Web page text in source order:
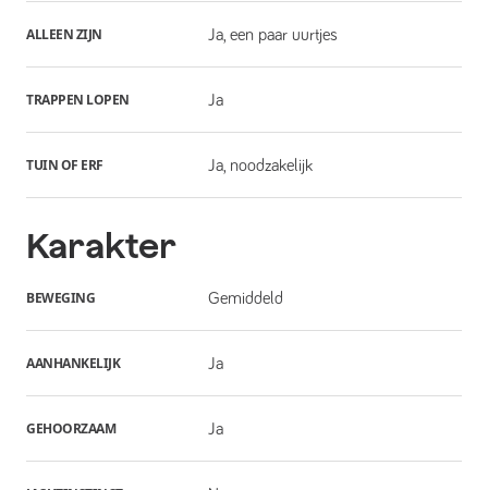
ALLEEN ZIJN Ja, een paar uurtjes
TRAPPEN LOPEN Ja
TUIN OF ERF Ja, noodzakelijk
Karakter
BEWEGING Gemiddeld
AANHANKELIJK Ja
GEHOORZAAM Ja